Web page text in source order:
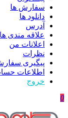
سفارش ها
دانلود ها
آدرس
علاقه مندی ها
اعلانات من
نظرات
پیگیری
اطلاعات
خروج
0